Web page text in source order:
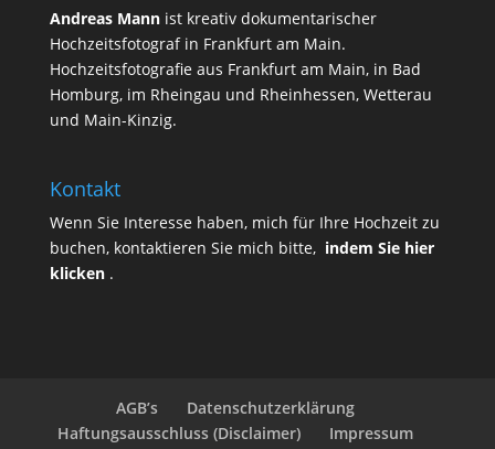
Andreas Mannist kreativ dokumentarischer
Hochzeitsfotograf in Frankfurt am Main.
Hochzeitsfotografie aus Frankfurt am Main, in Bad
Homburg, im Rheingau und Rheinhessen, Wetterau
und Main-Kinzig.
Kontakt
Wenn Sie Interesse haben, mich für Ihre Hochzeit zu
buchen, kontaktieren Sie mich bitte, indem Sie hier
klicken.
AGB’s
Datenschutzerklärung
Haftungsausschluss (Disclaimer)
Impressum